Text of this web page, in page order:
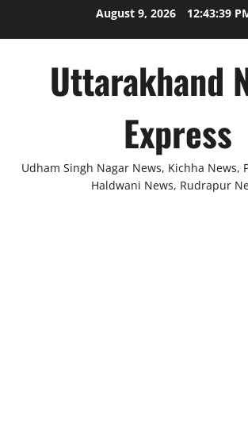
August 9, 2026 12:43:40
Uttarakhand
Express
Udham Singh Nagar News, Kichha News,
Haldwani News, Rudrapur